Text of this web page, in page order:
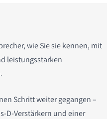
wie Sie sie kennen, mit
leistungsstarken
Schritt weiter gegangen –
D-Verstärkern und einer